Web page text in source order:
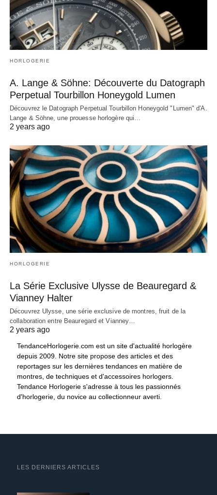
HORLOGERIE
A. Lange & Söhne: Découverte du Datograph
Perpetual Tourbillon Honeygold Lumen
Découvrez le Datograph Perpetual Tourbillon Honeygold "Lumen" d'A.
Lange & Söhne, une prouesse horlogère qui…
2 years ago
HORLOGERIE
La Série Exclusive Ulysse de Beauregard &
Vianney Halter
Découvrez Ulysse, une série exclusive de montres, fruit de la
collaboration entre Beauregard et Vianney…
2 years ago
TendanceHorlogerie.com est un site d'actualité horlogère
depuis 2009. Notre site propose des articles et des
reportages sur les dernières tendances en matière de
montres, de techniques et d'accessoires horlogers.
Tendance Horlogerie s'adresse à tous les passionnés
d'horlogerie, du novice au collectionneur averti.
LES DERNIERS ARTICLES